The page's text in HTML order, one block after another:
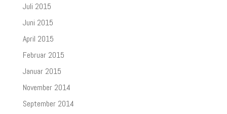
Juli 2015
Juni 2015
April 2015
Februar 2015
Januar 2015
November 2014
September 2014